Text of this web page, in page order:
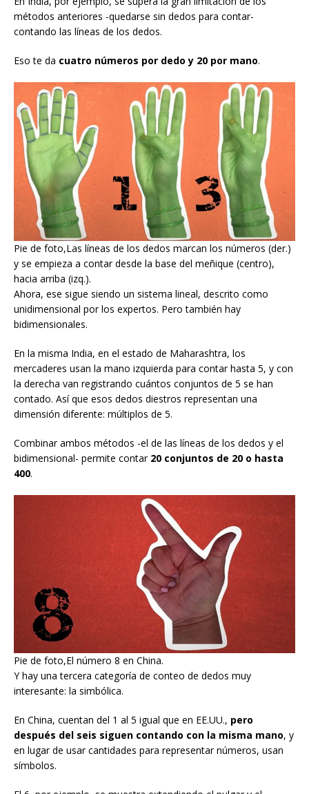
métodos anteriores -quedarse sin dedos para contar-
contando las líneas de los dedos.
Eso te da cuatro números por dedo y 20 por mano.
Pie de foto,Las líneas de los dedos marcan los números (der.)
y se empieza a contar desde la base del meñique (centro),
hacia arriba (izq.).
Ahora, ese sigue siendo un sistema lineal, descrito como
unidimensional por los expertos. Pero también hay
bidimensionales.
En la misma India, en el estado de Maharashtra, los
mercaderes usan la mano izquierda para contar hasta 5, y con
la derecha van registrando cuántos conjuntos de 5 se han
contado. Así que esos dedos diestros representan una
dimensión diferente: múltiplos de 5.
Combinar ambos métodos -el de las líneas de los dedos y el
bidimensional- permite contar 20 conjuntos de 20 o hasta
400.
Pie de foto,El número 8 en China.
Y hay una tercera categoría de conteo de dedos muy
interesante: la simbólica.
En China, cuentan del 1 al 5 igual que en EE.UU., pero
después del seis siguen contando con la misma mano, y
en lugar de usar cantidades para representar números, usan
símbolos.